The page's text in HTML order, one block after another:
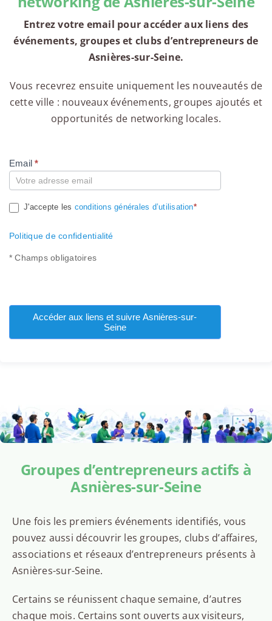
Entrez votre email pour accéder aux liens des
événements, groupes et clubs d’entrepreneurs de
Asnières-sur-Seine.
Vous recevrez ensuite uniquement les nouveautés de
cette ville : nouveaux événements, groupes ajoutés et
opportunités de networking locales.
Compte
Email*
J'accepte les conditions générales d’utilisation*
Politique de confidentialité
* Champs obligatoires
Accéder aux liens et suivre Asnières-sur-
Seine
Groupes d’entrepreneurs actifs à
Asnières-sur-Seine
Une fois les premiers événements identifiés, vous
pouvez aussi découvrir les groupes, clubs d’affaires,
associations et réseaux d’entrepreneurs présents à
Asnières-sur-Seine.
Certains se réunissent chaque semaine, d’autres
chaque mois. Certains sont ouverts aux visiteurs,